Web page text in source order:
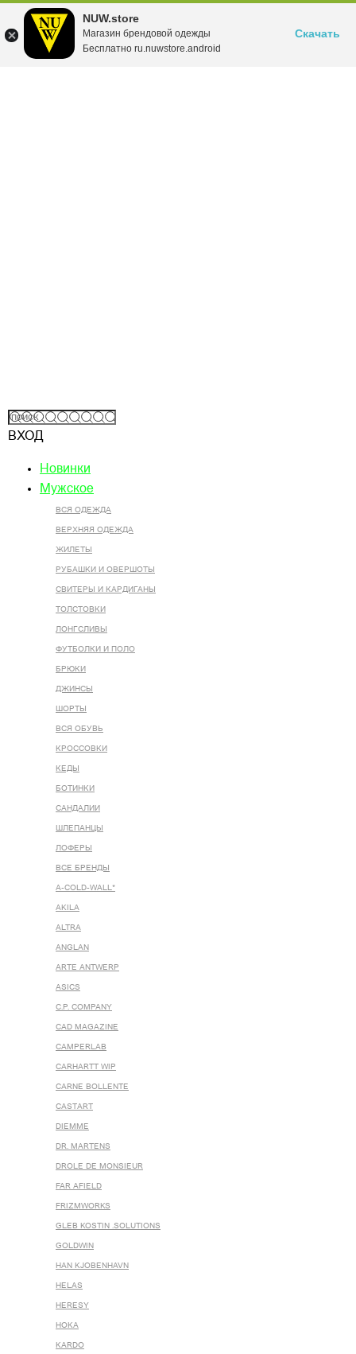
NUW.store
Магазин брендовой одежды
Бесплатно ru.nuwstore.android
Скачать
ВХОД
Новинки
Мужское
ВСЯ ОДЕЖДА
ВЕРХНЯЯ ОДЕЖДА
ЖИЛЕТЫ
РУБАШКИ И ОВЕРШОТЫ
СВИТЕРЫ И КАРДИГАНЫ
ТОЛСТОВКИ
ЛОНГСЛИВЫ
ФУТБОЛКИ И ПОЛО
БРЮКИ
ДЖИНСЫ
ШОРТЫ
ВСЯ ОБУВЬ
КРОССОВКИ
КЕДЫ
БОТИНКИ
САНДАЛИИ
ШЛЕПАНЦЫ
ЛОФЕРЫ
ВСЕ БРЕНДЫ
A-COLD-WALL*
AKILA
ALTRA
ANGLAN
ARTE ANTWERP
ASICS
C.P. COMPANY
CAD MAGAZINE
CAMPERLAB
CARHARTT WIP
CARNE BOLLENTE
CASTART
DIEMME
DR. MARTENS
DROLE DE MONSIEUR
FAR AFIELD
FRIZMWORKS
GLEB KOSTIN .SOLUTIONS
GOLDWIN
HAN KJOBENHAVN
HELAS
HERESY
HOKA
KARDO